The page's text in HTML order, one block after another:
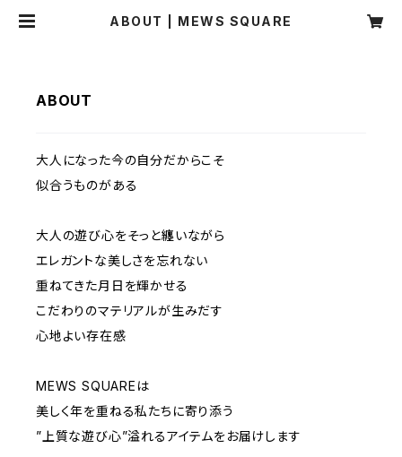
ABOUT | MEWS SQUARE
ABOUT
大人になった今の自分だからこそ
似合うものがある
大人の遊び心をそっと纏いながら
エレガントな美しさを忘れない
重ねてきた月日を輝かせる
こだわりのマテリアルが生みだす
心地よい存在感
MEWS SQUAREは
美しく年を重ねる私たちに寄り添う
”上質な遊び心”溢れるアイテムをお届けします